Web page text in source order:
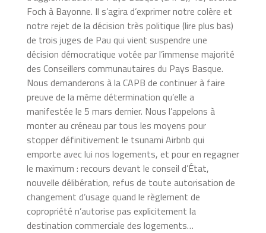
Foch à Bayonne. Il s’agira d’exprimer notre colère et
notre rejet de la décision très politique (lire plus bas)
de trois juges de Pau qui vient suspendre une
décision démocratique votée par l’immense majorité
des Conseillers communautaires du Pays Basque.
Nous demanderons à la CAPB de continuer à faire
preuve de la même détermination qu’elle a
manifestée le 5 mars dernier. Nous l’appelons à
monter au créneau par tous les moyens pour
stopper définitivement le tsunami Airbnb qui
emporte avec lui nos logements, et pour en regagner
le maximum : recours devant le conseil d’État,
nouvelle délibération, refus de toute autorisation de
changement d’usage quand le règlement de
copropriété n’autorise pas explicitement la
destination commerciale des logements…